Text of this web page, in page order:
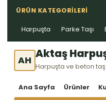
ÜRÜN KATEGORILERI
Harpuşta Parke Taşı
AH Aktaş
Harpuşta ve beton
Ana Sayfa Ürünler